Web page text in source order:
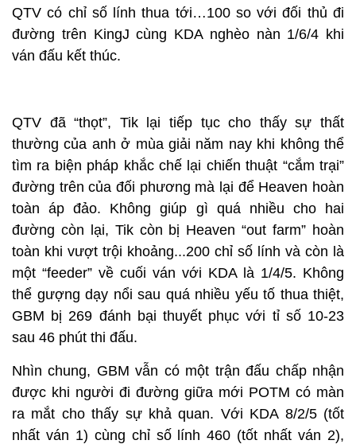
QTV có chỉ số lính thua tới…100 so với đối thủ đi
đường trên KingJ cùng KDA nghèo nàn 1/6/4 khi
ván đấu kết thúc.
QTV đã “thọt”, Tik lại tiếp tục cho thấy sự thất
thường của anh ở mùa giải năm nay khi không thể
tìm ra biện pháp khắc chế lại chiến thuật “cắm trại”
đường trên của đối phương mà lại để Heaven hoàn
toàn áp đảo. Không giúp gì quá nhiều cho hai
đường còn lại, Tik còn bị Heaven “out farm” hoàn
toàn khi vượt trội khoảng...200 chỉ số lính và còn là
một “feeder” về cuối ván với KDA là 1/4/5. Không
thể gượng dạy nổi sau quá nhiều yếu tố thua thiệt,
GBM bị 269 đánh bại thuyết phục với tỉ số 10-23
sau 46 phút thi đấu.
Nhìn chung, GBM vẫn có một trận đấu chấp nhận
được khi người đi đường giữa mới POTM có màn
ra mắt cho thấy sự khả quan. Với KDA 8/2/5 (tốt
nhất ván 1) cùng chỉ số lính 460 (tốt nhất ván 2),